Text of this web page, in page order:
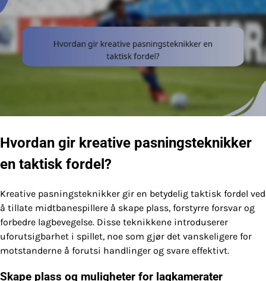
Hvordan gir kreative pasningsteknikker
en taktisk fordel?
Kreative pasningsteknikker gir en betydelig taktisk fordel ved
å tillate midtbanespillere å skape plass, forstyrre forsvar og
forbedre lagbevegelse. Disse teknikkene introduserer
uforutsigbarhet i spillet, noe som gjør det vanskeligere for
motstanderne å forutsi handlinger og svare effektivt.
Skape plass og muligheter for lagkamerater